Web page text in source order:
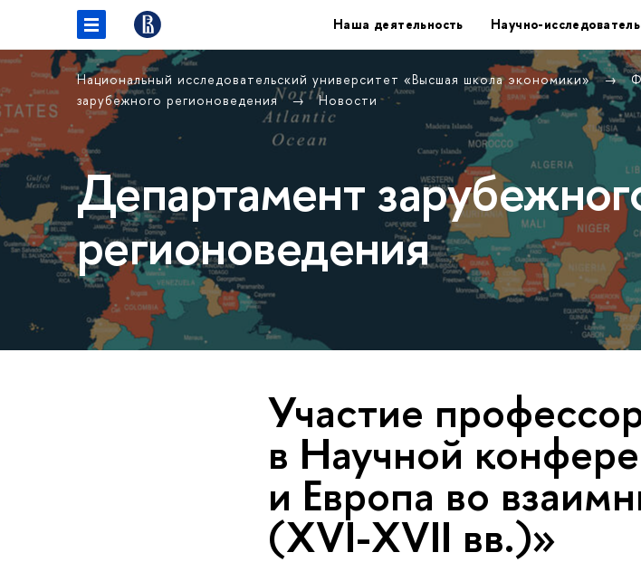
Наша деятельность Научно-
Национальный исследовательский университет «Высшая школа экономики»
зарубежного регионоведения
Новости
Департамент
регионоведения
Участие
в Научной
и Европа во
(XVI-XVII вв.)»